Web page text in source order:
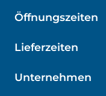
Öffnungszeiten
Unternehmen
Lieferzeiten